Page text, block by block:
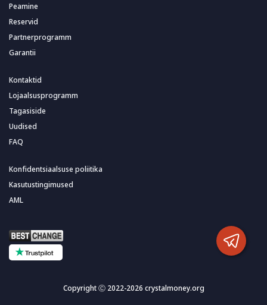
Peamine
Reservid
Partnerprogramm
Garantii
Kontaktid
Lojaalsusprogramm
Tagasiside
Uudised
FAQ
Konfidentsiaalsuse poliitika
Kasutustingimused
AML
Copyright Ⓒ 2022-2026 crystalmoney.org